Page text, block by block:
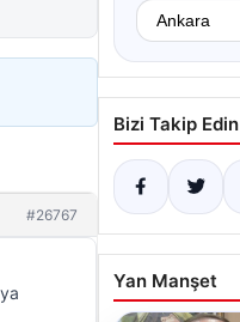
#26767
Bizi Takip Edin
Yan Manşet